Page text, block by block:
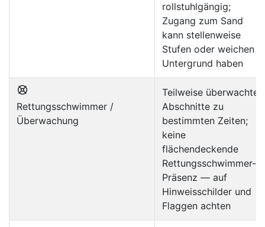
rollstuhlgängig;
Zugang zum Sand
kann stellenweise
Stufen oder weichen
Untergrund haben
Rettungsschwimmer /
Überwachung
Teilweise überwachte
Abschnitte zu
bestimmten Zeiten;
keine
flächendeckende
Rettungsschwimmer-
Präsenz — auf
Hinweisschilder und
Flaggen achten